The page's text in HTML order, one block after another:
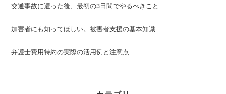
交通事故に遭った後、最初の3日間でやるべきこと
加害者にも知ってほしい。被害者支援の基本知識
弁護士費用特約の実際の活用例と注意点